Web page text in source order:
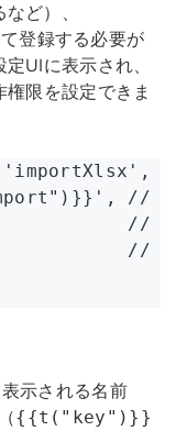
ど）、
登録する必要が
UIに表示され、
限を設定できま
'importXlsx' ,
,
// UI
// 操
// 新規
示される名前
{{t("key")}}